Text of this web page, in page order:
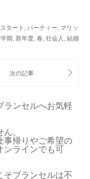
スタート パーティー マリッ
期 新年度 春 社会人 結婚
ランセルへお気軽
。
事帰りやご希望の
ンラインでも可
そブランセルは不